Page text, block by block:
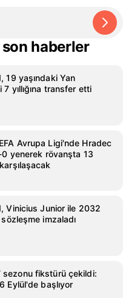
son haberler
19 yaşındaki Yan
yıllığına transfer etti
Avrupa Ligi'nde Hradec
0 yenerek rövanşta 13
Vinicius Junior ile 2032
sözleşme imzaladı
fikstürü çekildi:
Eylül'de başlıyor